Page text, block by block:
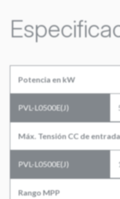
Potencia en kW
PVL-L0500E(J)
Máx. Tensión CC de entrada
PVL-L0500E(J)
Rango MPP